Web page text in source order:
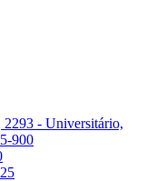
2293 - Universitário,
900